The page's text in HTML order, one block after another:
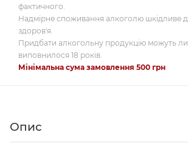
фактичного.
Надмірне споживання алкоголю шкідливе
здоров'я.
Придбати алкогольну продукцію можуть
виповнилося 18 років.
Мінімальна сума замовлення 500 грн
Опис